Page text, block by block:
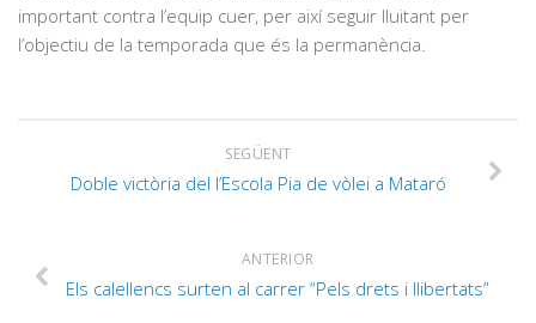
important contra l’equip cuer, per així seguir lluitant per
l’objectiu de la temporada que és la permanència.
SEGÜENT
Doble victòria del l’Escola Pia de vòlei a Mataró
ANTERIOR
Els calellencs surten al carrer “Pels drets i llibertats”